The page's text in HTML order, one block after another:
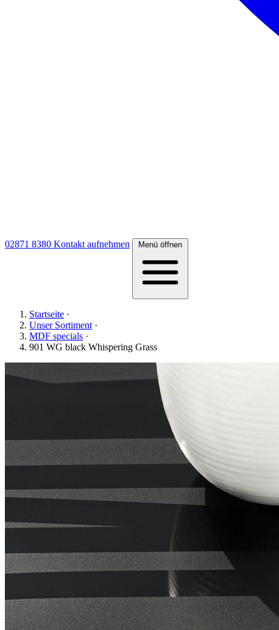
02871 8380 Kontakt aufnehmen Menü öffnen
Startseite ·
Unser Sortiment ·
MDF specials ·
901 WG black Whispering Grass